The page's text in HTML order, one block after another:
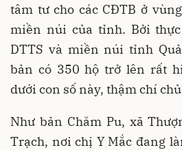
tâm tư cho các CĐTB ở
miền núi của tỉnh. Bởi
DTTS và miền núi tỉnh
bản có 350 hộ trở lên rất
dưới con số này, thậm chí
Như bản Chăm Pu, xã
Trạch, nơi chị Y Mắc đang